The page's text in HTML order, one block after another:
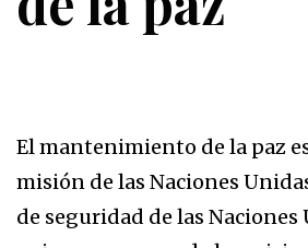
El mantenimiento de la paz
misión de las Naciones
de seguridad de las Naciones